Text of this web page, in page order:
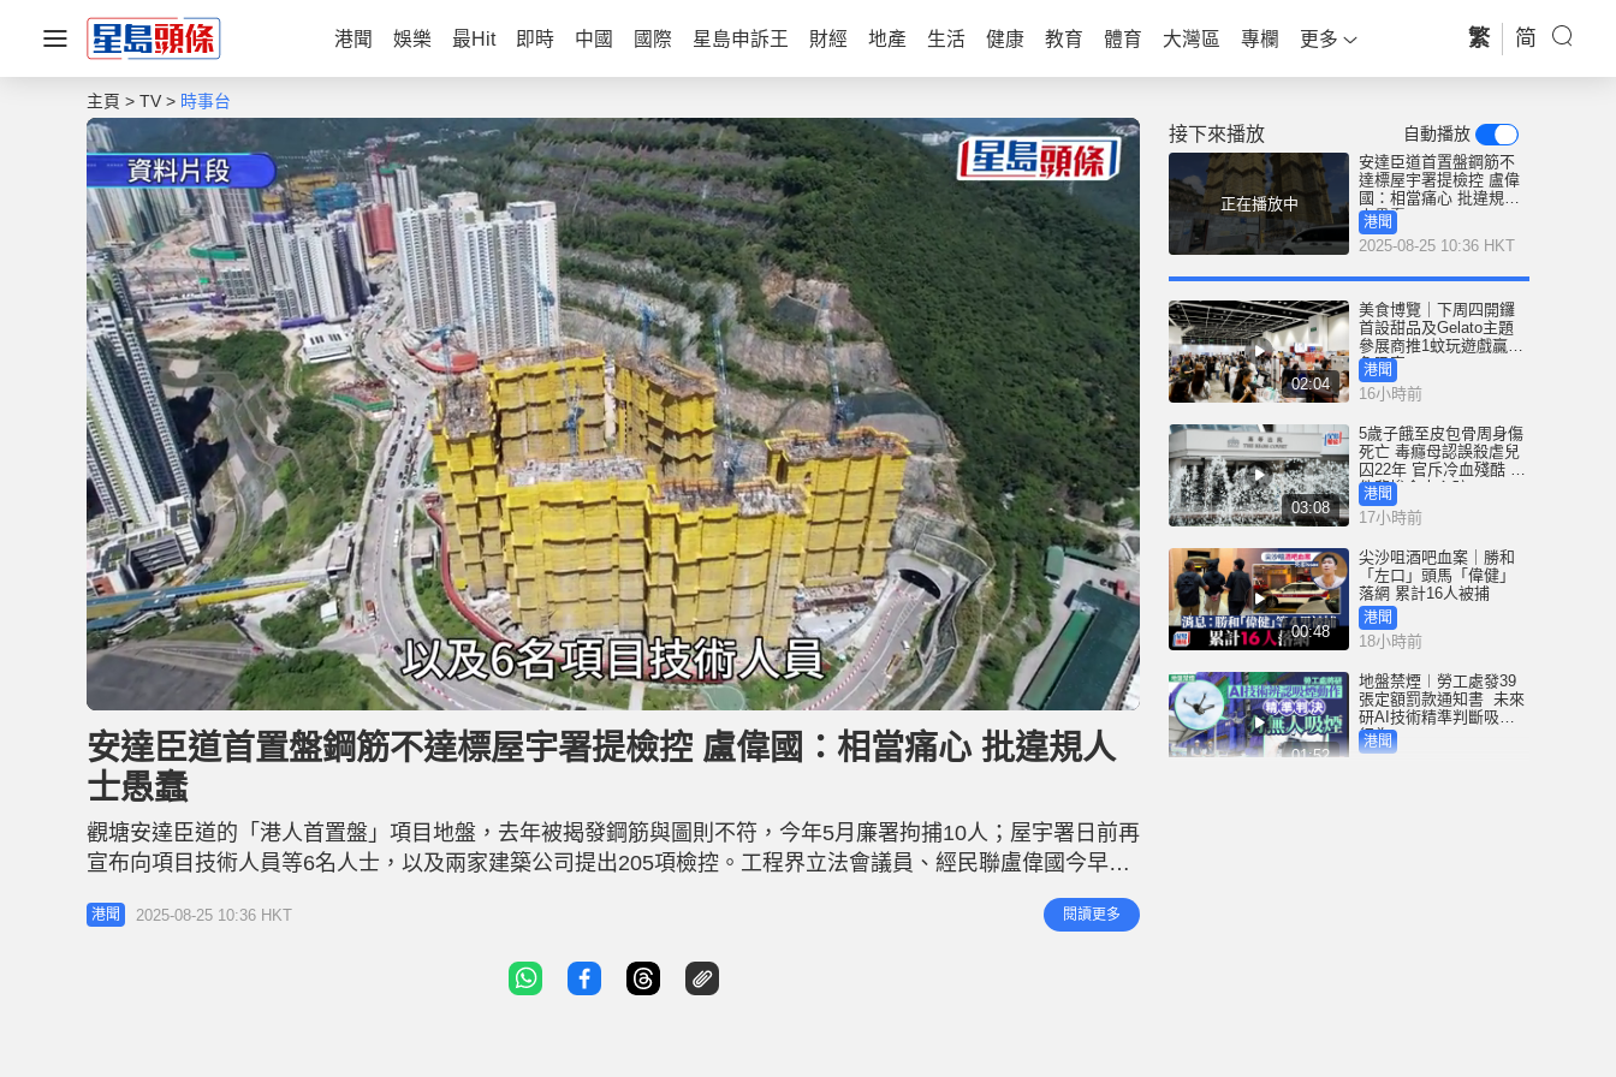
港聞 娛樂 最Hit 即時 中國 國際 星島申訴王 財經 地產 生活 健康 教育 體育 大灣區 專欄 更多 繁 简
主頁 TV 時事台
n
u
t
e
L
o
d
e
d
9
%
安達臣道首置盤鋼筋不達標屋宇署提檢控 盧偉國：相當痛心 批違規人
士愚蠢
觀塘安達臣道的「港人首置盤」項目地盤，去年被揭發鋼筋與圖則不符，今年5月廉署拘捕10人；屋宇署日前再
宣布向項目技術人員等6名人士，以及兩家建築公司提出205項檢控。工程界立法會議員、經民聯盧偉國今早
（8月25日）在港台節目表示，相信補救工作會非常複雜，有部分結構可能需要拆卸，他又對事件感到十分痛
心。 盧偉國：不認為事件是普遍現象 盧偉國明言對有關事件感到「好痛心」，這類暪天過海、偷工減料的行為
港聞 2025-08-25 10:36 HKT 閱讀更多
接下來播放 自動播放
正在播放中
安達臣道首置盤鋼筋不
達標屋宇署提檢控 盧偉
國：相當痛心 批違規人
士愚蠢
港聞
2025-08-25 10:36 HKT
02:04
美食博覽｜下周四開鑼
首設甜品及Gelato主題
參展商推1蚊玩遊戲贏鮑
魚吸客
港聞
16小時前
03:08
5歲子餓至皮包骨周身傷
死亡 毒癮母認誤殺虐兒
囚22年 官斥冷血殘酷 案
件悲慘令人心碎
港聞
17小時前
00:48
尖沙咀酒吧血案｜勝和
「左口」頭馬「偉健」
落網 累計16人被捕
港聞
18小時前
01:52
地盤禁煙︱勞工處發39
張定額罰款通知書 未來
研AI技術精準判斷吸煙
行為
港聞